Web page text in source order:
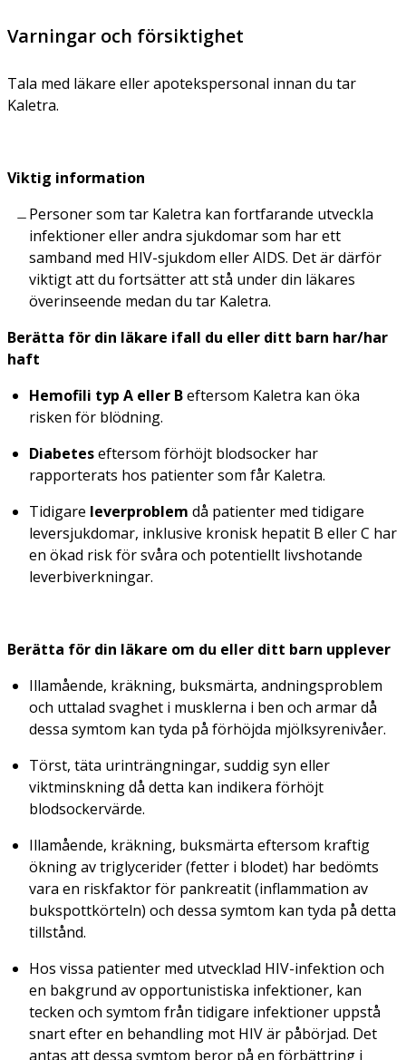
Varningar och försiktighet
Tala med läkare eller apotekspersonal innan du tar
Kaletra.
Viktig information
Personer som tar Kaletra kan fortfarande utveckla
infektioner eller andra sjukdomar som har ett
samband med HIV-sjukdom eller AIDS. Det är därför
viktigt att du fortsätter att stå under din läkares
överinseende medan du tar Kaletra.
Berätta för din läkare ifall du eller ditt barn har/har
haft
Hemofili typ A eller Beftersom Kaletra kan öka
risken för blödning.
Diabeteseftersom förhöjt blodsocker har
rapporterats hos patienter som får Kaletra.
Tidigare leverproblem då patienter med tidigare
leversjukdomar, inklusive kronisk hepatit B eller C har
en ökad risk för svåra och potentiellt livshotande
leverbiverkningar.
Berätta för din läkare om du eller ditt barn upplever
Illamående, kräkning, buksmärta, andningsproblem
och uttalad svaghet i musklerna i ben och armar då
dessa symtom kan tyda på förhöjda mjölksyrenivåer.
Törst, täta urinträngningar, suddig syn eller
viktminskning då detta kan indikera förhöjt
blodsockervärde.
Illamående, kräkning, buksmärta eftersom kraftig
ökning av triglycerider (fetter i blodet) har bedömts
vara en riskfaktor för pankreatit (inflammation av
bukspottkörteln) och dessa symtom kan tyda på detta
tillstånd.
Hos vissa patienter med utvecklad HIV-infektion och
en bakgrund av opportunistiska infektioner, kan
tecken och symtom från tidigare infektioner uppstå
snart efter en behandling mot HIV är påbörjad. Det
antas att dessa symtom beror på en förbättring i